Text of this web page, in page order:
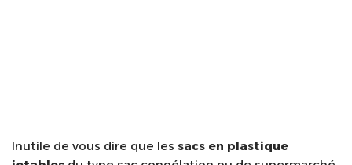
Inutile de vous dire que les sacs en plastique